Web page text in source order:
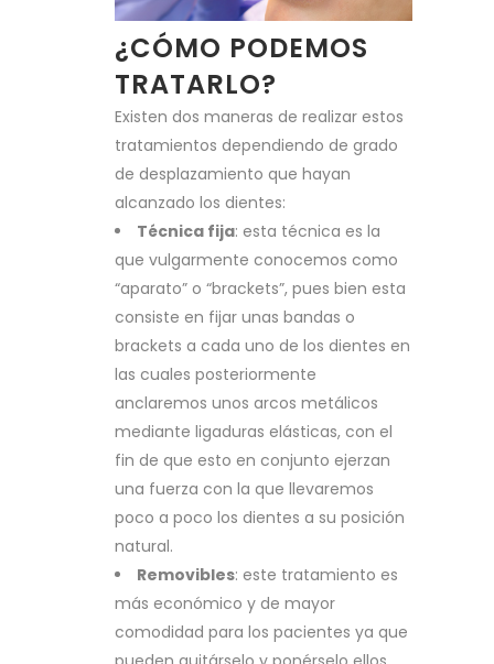
¿CÓMO PODEMOS
TRATARLO?
Existen dos maneras de realizar estos
tratamientos dependiendo de grado
de desplazamiento que hayan
alcanzado los dientes:
Técnica fija: esta técnica es la
que vulgarmente conocemos como
“aparato” o “brackets”, pues bien esta
consiste en fijar unas bandas o
brackets a cada uno de los dientes en
las cuales posteriormente
anclaremos unos arcos metálicos
mediante ligaduras elásticas, con el
fin de que esto en conjunto ejerzan
una fuerza con la que llevaremos
poco a poco los dientes a su posición
natural.
Removibles: este tratamiento es
más económico y de mayor
comodidad para los pacientes ya que